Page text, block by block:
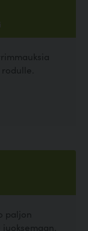
paljon